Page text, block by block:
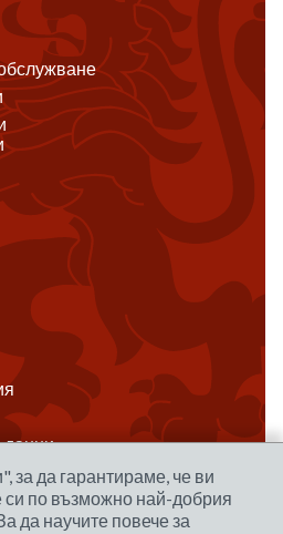
данни
за да гарантираме, че ви
си по възможно най-добрия
да научите повече за